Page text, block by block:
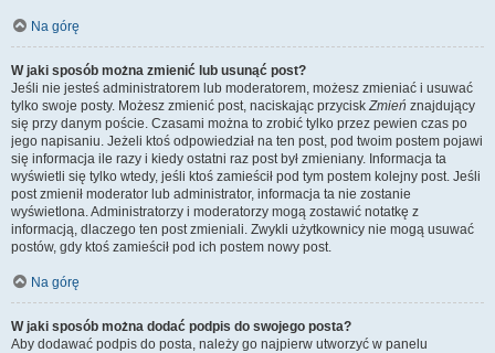
Na górę
W jaki sposób można zmienić lub usunąć post?
Jeśli nie jesteś administratorem lub moderatorem, możesz zmieniać i usuwać
tylko swoje posty. Możesz zmienić post, naciskając przyciskZmień znajdujący
się przy danym poście. Czasami można to zrobić tylko przez pewien czas po
jego napisaniu. Jeżeli ktoś odpowiedział na ten post, pod twoim postem pojawi
się informacja ile razy i kiedy ostatni raz post był zmieniany. Informacja ta
wyświetli się tylko wtedy, jeśli ktoś zamieścił pod tym postem kolejny post. Jeśli
post zmienił moderator lub administrator, informacja ta nie zostanie
wyświetlona. Administratorzy i moderatorzy mogą zostawić notatkę z
informacją, dlaczego ten post zmieniali. Zwykli użytkownicy nie mogą usuwać
postów, gdy ktoś zamieścił pod ich postem nowy post.
Na górę
W jaki sposób można dodać podpis do swojego posta?
Aby dodawać podpis do posta, należy go najpierw utworzyć w panelu